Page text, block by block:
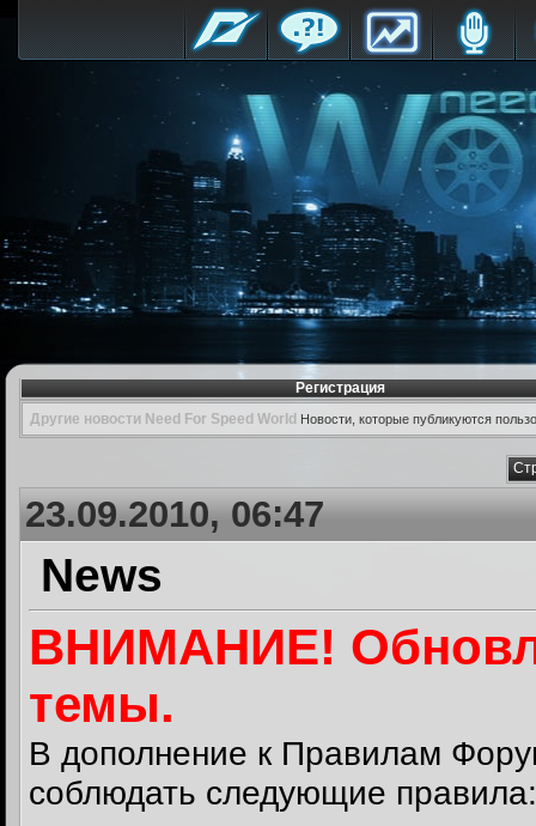
Регистрация
Другие новости Need For Speed World Новости, которые публикуются
23.09.2010, 06:47
News
ВНИМАНИЕ!
темы.
В дополнение к Правилам
соблюдать следующие правила: